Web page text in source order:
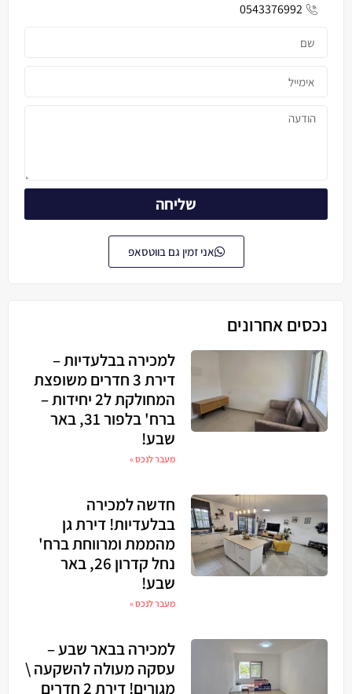
0543376992
שליחה
אני זמין גם בווטסאפ
נכסים אחרונים
למכירה בבלעדיות –
דירת 3 חדרים משופצת
המחולקת ל2 יחידות –
ברח' בלפור 31, באר
שבע!
מעבר לנכס »
חדשה למכירה
בבלעדיות! דירת גן
מהממת ומרווחת ברח'
נחל קדרון 26, באר
שבע!
מעבר לנכס »
למכירה בבאר שבע –
עסקה מעולה להשקעה \
מגורים! דירת 2 חדרים